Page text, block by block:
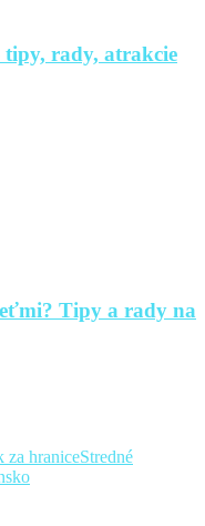
rady, atrakcie
Tipy a rady na
za hraniceStredné